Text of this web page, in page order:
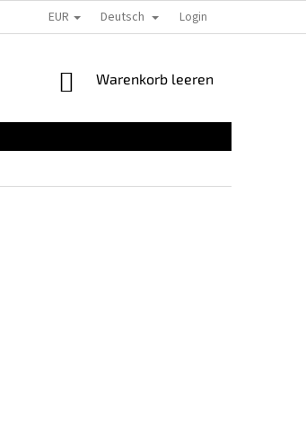
EUR Deutsch Login
WARENKORB
Warenkorb leeren